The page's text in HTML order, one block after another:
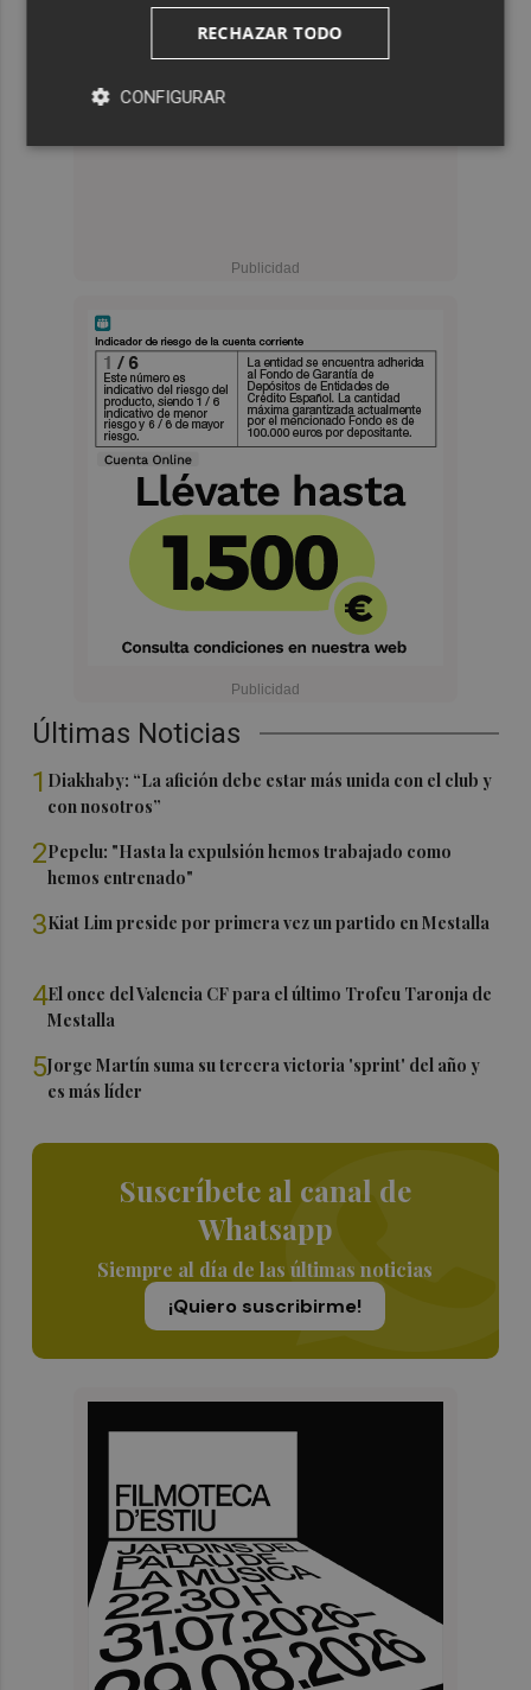
Últimas Noticias
1 Diakhaby: “La afición debe estar más unida con el club y
con nosotros”
2Pepelu: "Hasta la expulsión hemos trabajado como
hemos entrenado"
3Kiat Lim preside por primera vez un partido en Mestalla
4El once del Valencia CF para el último Trofeu Taronja de
Mestalla
5Jorge Martín suma su tercera victoria 'sprint' del año y
es más líder
Suscríbete al canal de
Whatsapp
Siempre al día de las últimas noticias
¡Quiero suscribirme!
RECHAZAR TODO
CONFIGURAR